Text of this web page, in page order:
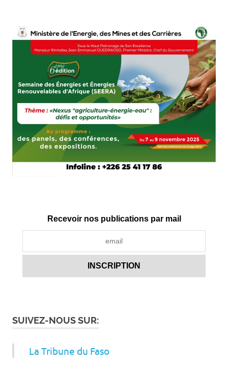
Recevoir nos publications par mail
SUIVEZ-NOUS SUR:
La Tribune du Faso